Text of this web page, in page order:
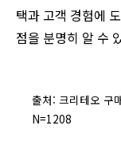
택과 고객 경험에
점을 분명히 알 수
출처: 크리테오 구
N=1208